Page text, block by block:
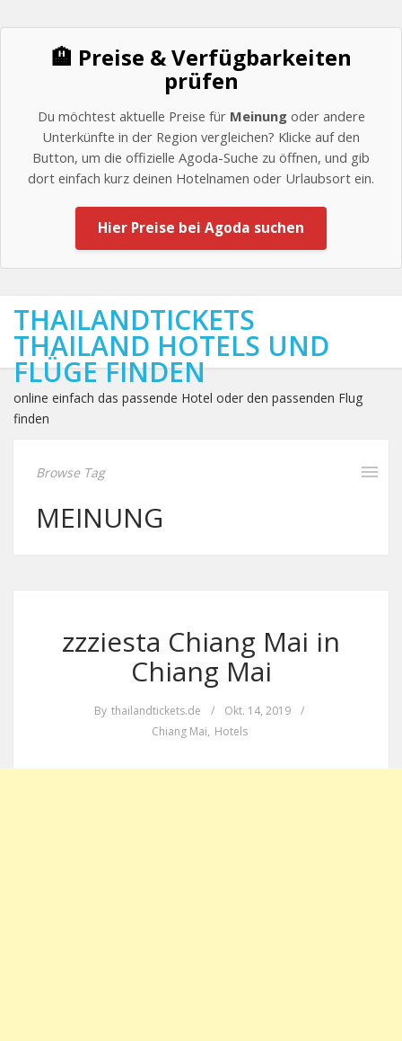
🏨 Preise & Verfügbarkeiten
prüfen
Du möchtest aktuelle Preise für Meinungoder andere
Unterkünfte in der Region vergleichen? Klicke auf den
Button, um die offizielle Agoda-Suche zu öffnen, und gib
dort einfach kurz deinen Hotelnamen oder Urlaubsort ein.
Hier Preise bei Agoda suchen
THAILANDTICKETS
THAILAND HOTELS UND
FLÜGE FINDEN
online einfach das passende Hotel oder den passenden Flug
finden
Browse Tag
MEINUNG
zzziesta Chiang Mai in
Chiang Mai
By thailandtickets.de / Okt. 14, 2019
/
Chiang Mai, Hotels